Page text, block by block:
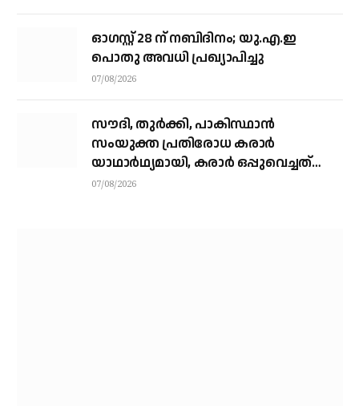
ഓഗസ്റ്റ് 28 ന് നബിദിനം; യു.എ.ഇ
പൊതു അവധി പ്രഖ്യാപിച്ചു
07/08/2026
സൗദി, തുര്‍ക്കി, പാകിസ്ഥാന്‍
സംയുക്ത പ്രതിരോധ കരാര്‍
യാഥാര്‍ഥ്യമായി, കരാര്‍ ഒപ്പുവെച്ചത്
വിശുദ്ധ ഹറമിന്റെ ചാരത്ത്
07/08/2026